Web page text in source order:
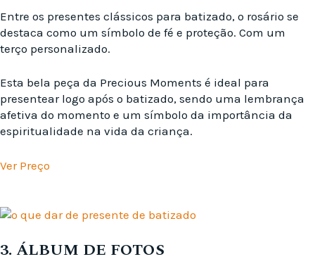
Entre os presentes clássicos para batizado, o rosário se
destaca como um símbolo de fé e proteção. Com um
terço personalizado.
Esta bela peça da Precious Moments é ideal para
presentear logo após o batizado, sendo uma lembrança
afetiva do momento e um símbolo da importância da
espiritualidade na vida da criança.
Ver Preço
3. ÁLBUM DE FOTOS